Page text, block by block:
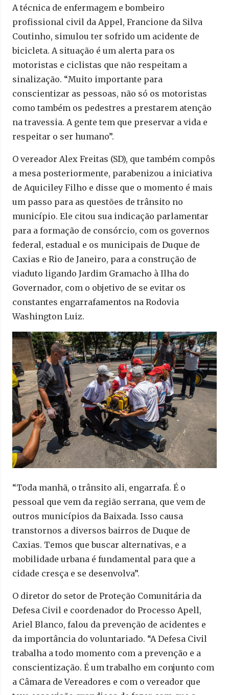
A técnica de enfermagem e bombeiro
profissional civil da Appel, Francione da Silva
Coutinho, simulou ter sofrido um acidente de
bicicleta. A situação é um alerta para os
motoristas e ciclistas que não respeitam a
sinalização. “Muito importante para
conscientizar as pessoas, não só os motoristas
como também os pedestres a prestarem atenção
na travessia. A gente tem que preservar a vida e
respeitar o ser humano”.
O vereador Alex Freitas (SD), que também compôs
a mesa posteriormente, parabenizou a iniciativa
de Aquiciley Filho e disse que o momento é mais
um passo para as questões de trânsito no
município. Ele citou sua indicação parlamentar
para a formação de consórcio, com os governos
federal, estadual e os municipais de Duque de
Caxias e Rio de Janeiro, para a construção de
viaduto ligando Jardim Gramacho à Ilha do
Governador, com o objetivo de se evitar os
constantes engarrafamentos na Rodovia
Washington Luiz.
“Toda manhã, o trânsito ali, engarrafa. É o
pessoal que vem da região serrana, que vem de
outros municípios da Baixada. Isso causa
transtornos a diversos bairros de Duque de
Caxias. Temos que buscar alternativas, e a
mobilidade urbana é fundamental para que a
cidade cresça e se desenvolva”.
O diretor do setor de Proteção Comunitária da
Defesa Civil e coordenador do Processo Apell,
Ariel Blanco, falou da prevenção de acidentes e
da importância do voluntariado. “A Defesa Civil
trabalha a todo momento com a prevenção e a
conscientização. É um trabalho em conjunto com
a Câmara de Vereadores e com o vereador que